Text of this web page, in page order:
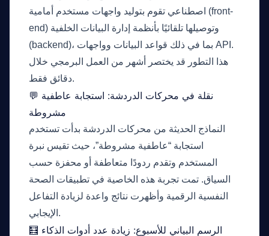
اصطناعي تقوم بتوليد واجهات مستخدم أمامية (front-
end) وتوصيلها تلقائيًا بأنظمة إدارة البيانات الخلفية
(backend)، بما في ذلك قواعد البيانات وواجهات API.
هذا التطور قد يختصر أشهر من العمل البرمجي خلال
دقائق فقط.
💬 نقلة في محركات الدردشة: استجابة عاطفية
مشروطة
النماذج الحديثة من محركات الدردشة بدأت تستخدم
استجابة “عاطفية مشروطة”، حيث تقيس نبرة
المستخدم وتقدم ردودًا متعاطفة أو محفزة حسب
السياق. تمت تجربة هذه الخاصية في تطبيقات الصحة
النفسية الرقمية وأظهرت نتائج واعدة لزيادة التفاعل
الإيجابي.
🧮 الرسم البياني للأسبوع: زيادة عدد أدوات الذكاء